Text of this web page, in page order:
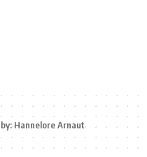
Hannelore Arnaut